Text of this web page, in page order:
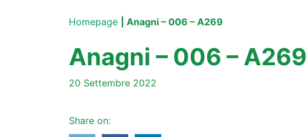
Homepage | Anagni – 006 – A269
Anagni – 006 – A269
20 Settembre 2022
Share on: